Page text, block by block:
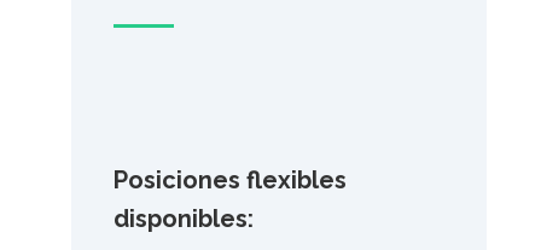
Posiciones flexibles
disponibles: